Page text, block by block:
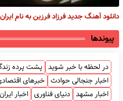
دانلود آهنگ جدید فرزاد فرزین به نام ایران
پیوندها
در لحظه با خبر شوید پشت پرده
اخبار جنجالی حوادث خبرهای
اخبار مشهد دنیای فناوری اخبار